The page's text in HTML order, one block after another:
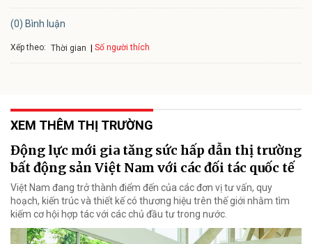
(0) Bình luận
Xếp theo: Thời gian Số người thích
XEM THÊM THỊ TRƯỜNG
Động lực mới gia tăng sức hấp dẫn thị trường
bất động sản Việt Nam với các đối tác quốc tế
Việt Nam đang trở thành điểm đến của các đơn vị tư vấn, quy
hoạch, kiến trúc và thiết kế có thương hiệu trên thế giới nhằm tìm
kiếm cơ hội hợp tác với các chủ đầu tư trong nước.